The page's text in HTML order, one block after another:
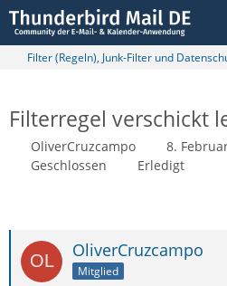
Filter (Regeln), Junk-Filter und
Filterregel verschickt
OliverCruzcampo
8.
Geschlossen
Erledigt
OliverCruzcampo
Mitglied